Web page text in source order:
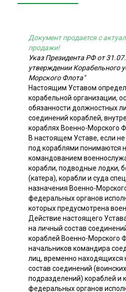
Документ продается с
продажи!
Указ Президента РФ от
утверждении Корабельного
Морского Флота"
Настоящим Уставом
корабельной организации,
обязанности должностных
соединений кораблей,
кораблях Военно-Морского
В настоящем Уставе, если
под кораблями понимаются
командованием
корабли, подводные лодки,
(катера), корабли и суда
назначения Военно-
федеральных органов
которых предусмотрена
Действие настоящего
на личный состав
кораблей Военно-Морского
начальников командира
лиц, временно находящихся
состав соединений
подразделений) кораблей и
федеральных органов